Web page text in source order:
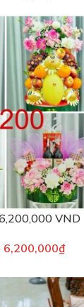
VND
6,200,000₫